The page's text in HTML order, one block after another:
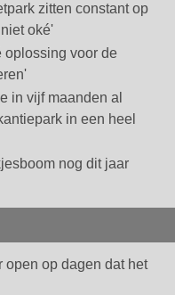
zitten constant op
oké'
oplossing voor de
in vijf maanden al
in een heel
nog dit jaar
open op dagen dat het